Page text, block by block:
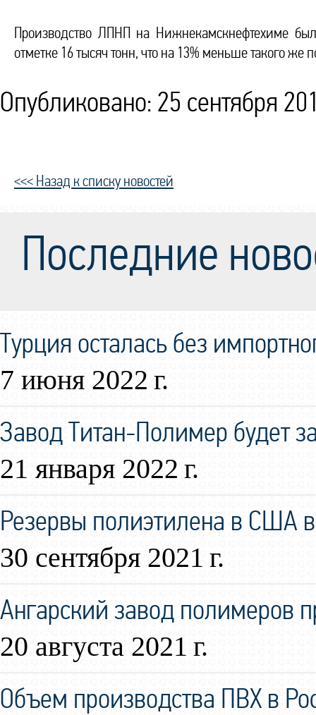
Производство ЛПНП на Нижнекамскнефтехиме
отметке 16 тысяч тонн, что на 13% меньше такого же
Опубликовано: 25 сентября
<<< Назад к списку новостей
Последние
Турция осталась без
7 июня 2022 г.
Завод Титан-Полимер будет
21 января 2022 г.
Резервы полиэтилена в США
30 сентября 2021 г.
Ангарский завод полимеров
20 августа 2021 г.
Объем производства ПВХ в